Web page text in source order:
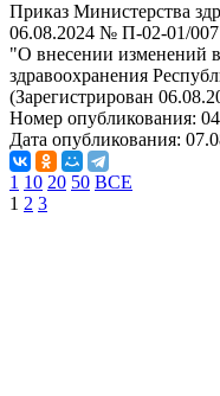
Приказ Министерства
06.08.2024 № П-02-01/
"О внесении изменений
здравоохранения
(Зарегистрирован
Номер опубликования:
Дата опубликования:
1 10 20 50 ВСЕ
1 2 3